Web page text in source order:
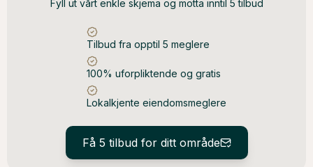
Fyll ut vårt enkle skjema og motta inntil 5 tilbud
Tilbud fra opptil 5 meglere
100% uforpliktende og gratis
Lokalkjente eiendomsmeglere
Få 5 tilbud for ditt område